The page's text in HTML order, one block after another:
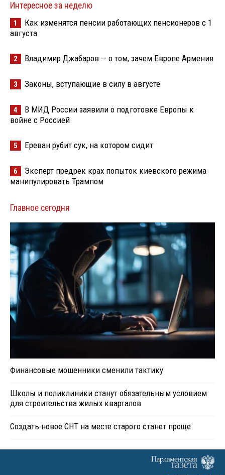
Интересное за неделю
1
Как изменятся пенсии работающих пенсионеров с 1
августа
2 Владимир Джабаров — о том, зачем Европе Армения
3 Законы, вступающие в силу в августе
4
В МИД России заявили о подготовке Европы к
войне с Россией
5 Ереван рубит сук, на котором сидит
6
Эксперт предрек крах попыток киевского режима
манипулировать Трампом
Главное сегодня
Финансовые мошенники сменили тактику
Школы и поликлиники станут обязательным условием
для строительства жилых кварталов
Создать новое СНТ на месте старого станет проще